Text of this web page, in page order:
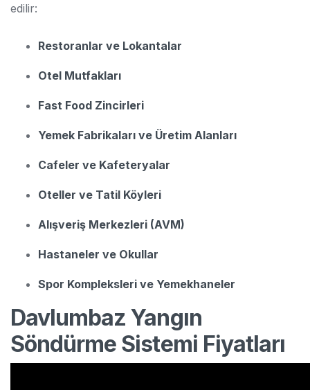
edilir:
Restoranlar ve Lokantalar
Otel Mutfakları
Fast Food Zincirleri
Yemek Fabrikaları ve Üretim Alanları
Cafeler ve Kafeteryalar
Oteller ve Tatil Köyleri
Alışveriş Merkezleri (AVM)
Hastaneler ve Okullar
Spor Kompleksleri ve Yemekhaneler
Davlumbaz Yangın
Söndürme Sistemi Fiyatları